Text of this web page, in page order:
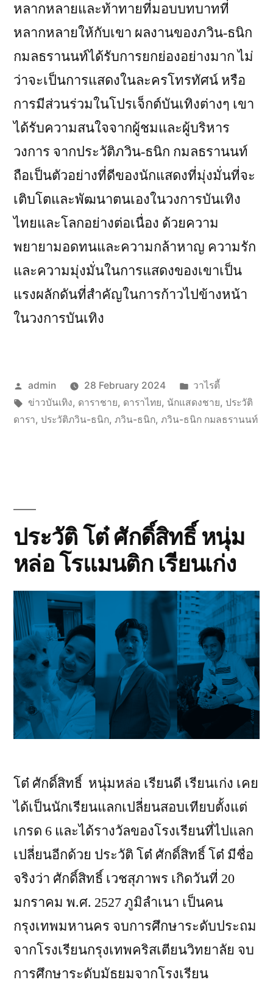
หลากหลายและท้าทายที่มอบบทบาทที่
หลากหลายให้กับเขา ผลงานของภวิน-ธนิก
กมลธรานนท์ได้รับการยกย่องอย่างมาก ไม่
ว่าจะเป็นการแสดงในละครโทรทัศน์ หรือ
การมีส่วนร่วมในโปรเจ็กต์บันเทิงต่างๆ เขา
ได้รับความสนใจจากผู้ชมและผู้บริหาร
วงการ จากประวัติภวิน-ธนิก กมลธรานนท์
ถือเป็นตัวอย่างที่ดีของนักแสดงที่มุ่งมั่นที่จะ
เติบโตและพัฒนาตนเองในวงการบันเทิง
ไทยและโลกอย่างต่อเนื่อง ด้วยความ
พยายามอดทนและความกล้าหาญ ความรัก
และความมุ่งมั่นในการแสดงของเขาเป็น
แรงผลักดันที่สำคัญในการก้าวไปข้างหน้า
ในวงการบันเทิง
Posted
by
admin 28 February 2024
Posted
in
วาไรตี้
Tags:
ข่าวบันเทิง, ดาราชาย, ดาราไทย, นักแสดงชาย, ประวัติ
ดารา, ประวัติภวิน-ธนิก, ภวิน-ธนิก, ภวิน-ธนิก กมลธรานนท์
ประวัติ โต๋ ศักดิ์สิทธิ์ หนุ่ม
หล่อ โรแมนติก เรียนเก่ง
โต๋ ศักดิ์สิทธิ์ หนุ่มหล่อ เรียนดี เรียนเก่ง เคย
ได้เป็นนักเรียนแลกเปลี่ยนสอบเทียบตั้งแต่
เกรด 6 และได้รางวัลของโรงเรียนที่ไปแลก
เปลี่ยนอีกด้วย ประวัติ โต๋ ศักดิ์สิทธิ์ โต๋ มีชื่อ
จริงว่า ศักดิ์สิทธิ์ เวชสุภาพร เกิดวันที่ 20
มกราคม พ.ศ. 2527 ภูมิลำเนา เป็นคน
กรุงเทพมหานคร จบการศึกษาระดับประถม
จากโรงเรียนกรุงเทพคริสเตียนวิทยาลัย จบ
การศึกษาระดับมัธยมจากโรงเรียน